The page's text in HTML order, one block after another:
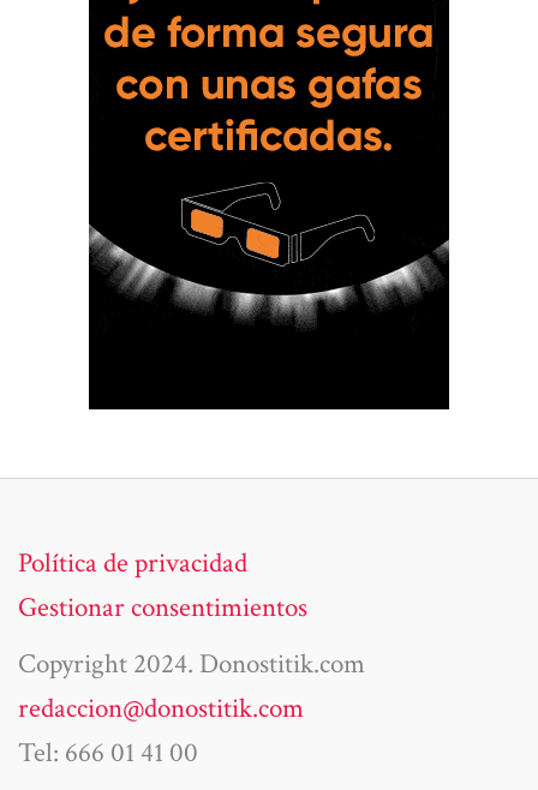
Política de privacidad
Gestionar consentimientos
Copyright 2024. Donostitik.com
redaccion@donostitik.com
Tel: 666 01 41 00